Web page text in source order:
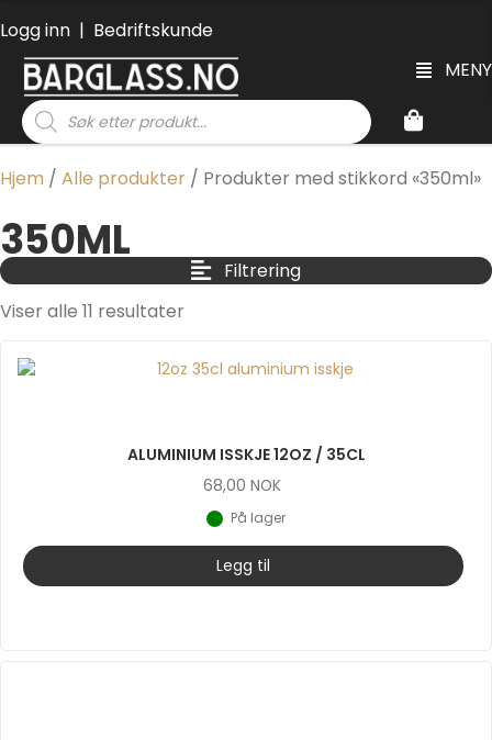
Logg inn | Bedriftskunde
MENY
Products
search
Hjem / Alle produkter / Produkter med stikkord «350ml»
350ML
Filtrering
Viser alle 11 resultater
ALUMINIUM ISSKJE 12OZ / 35CL
68,00 NOK
På lager
Legg til